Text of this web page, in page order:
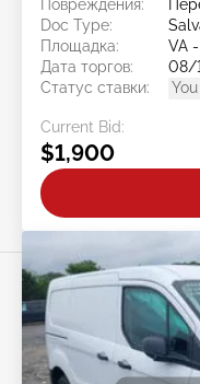
Повреждения:
Doc Type:
Площадка:
VA
Дата торгов:
08/
Статус ставки:
Current Bid:
$1,900